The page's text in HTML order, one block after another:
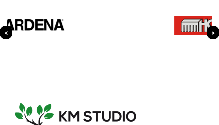
< >